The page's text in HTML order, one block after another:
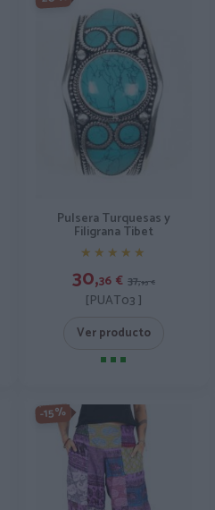
Pulsera Turquesas y
Filigrana Tibet
★★★★★
★★★★★
30,36 € 37,95 €
[PUAT03 ]
Ver producto
-15%